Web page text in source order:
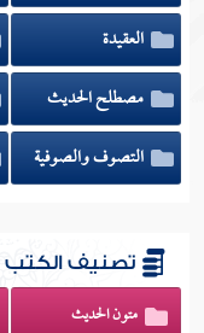
العقيدة
مصطلح الحديث
التصوف والصوفية
تصنيف الكتب
متون الحديث